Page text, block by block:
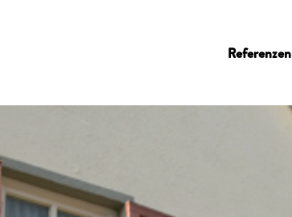
Referenzen